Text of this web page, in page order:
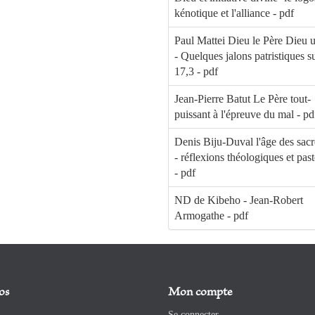
kénotique et l'alliance - pdf
Paul Mattei Dieu le Père Dieu
- Quelques jalons patristiques
17,3 - pdf
Jean-Pierre Batut Le Père tout-
puissant à l'épreuve du mal -
Denis Biju-Duval l'âge des
- réflexions théologiques et
- pdf
ND de Kibeho - Jean-Robert
Armogathe - pdf
Mon compte